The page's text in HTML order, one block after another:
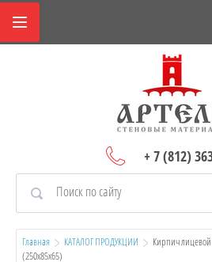
+ 7 (812)
Главная КАТАЛОГ ПРОДУКЦИИ
Кирпич
(250х85х65)